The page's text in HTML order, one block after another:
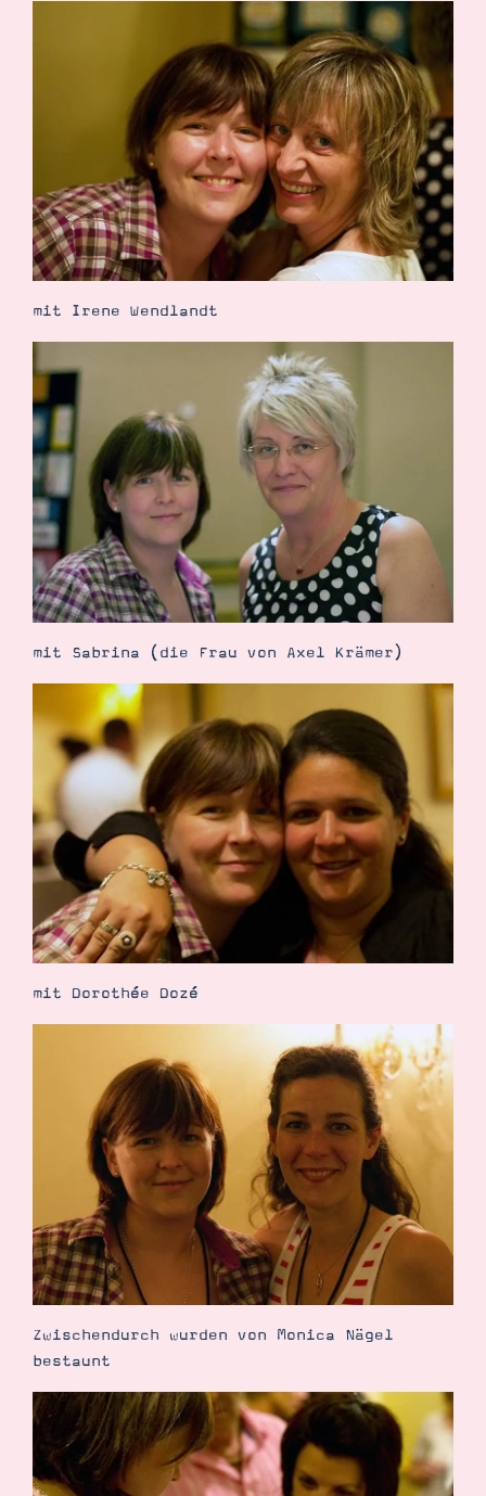
mit Irene Wendlandt
mit Sabrina (die Frau von Axel Krämer)
mit Dorothée Dozé
Zwischendurch wurden von Monica Nägel
bestaunt